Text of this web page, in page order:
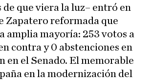
de que viera la luz– entró en
Zapatero reformada que
amplia mayoría: 253 votos a
contra y 0 abstenciones en
en el Senado. El memorable
en la modernización del